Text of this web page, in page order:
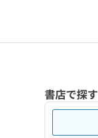
書店で探す